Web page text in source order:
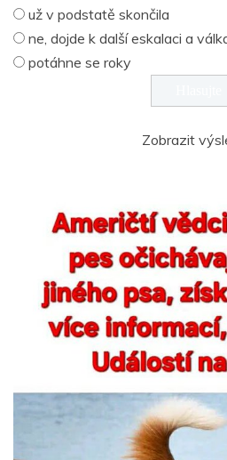
už v podstatě skončila
ne, dojde k další eskalaci a
potáhne se roky
Zobrazit